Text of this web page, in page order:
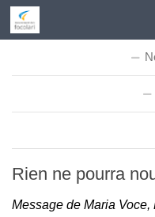
Skip to content
Rien ne pourra
Message de Maria